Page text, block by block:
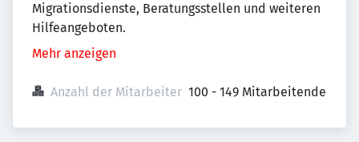
Migrationsdienste, Beratungsstellen und weiteren
Hilfeangeboten.
Mehr anzeigen
Anzahl der Mitarbeiter 100 - 149 Mitarbeitende